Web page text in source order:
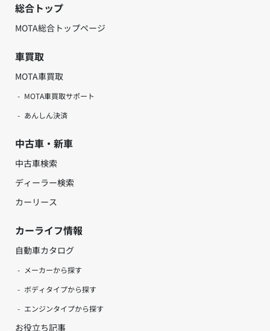
総合トップ
MOTA総合トップページ
車買取
MOTA車買取
MOTA車買取サポート
あんしん決済
中古車・新車
中古車検索
ディーラー検索
カーリース
カーライフ情報
自動車カタログ
メーカーから探す
ボディタイプから探す
エンジンタイプから探す
お役立ち記事